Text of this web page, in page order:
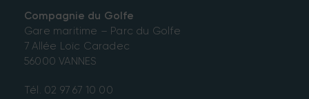
Compagnie du Golfe
Gare maritime – Parc du Golfe
7 Allée Loïc Caradec
56000 VANNES
Tél. 02 97 67 10 00